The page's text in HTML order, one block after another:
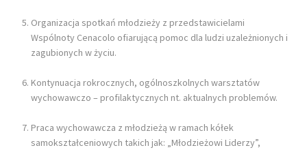
Organizacja spotkań młodzieży z przedstawicielami
Wspólnoty Cenacolo ofiarującą pomoc dla ludzi uzależnionych i
zagubionych w życiu.
Kontynuacja rokrocznych, ogólnoszkolnych warsztatów
wychowawczo – profilaktycznych nt. aktualnych problemów.
Praca wychowawcza z młodzieżą w ramach kółek
samokształceniowych takich jak: „Młodzieżowi Liderzy”,